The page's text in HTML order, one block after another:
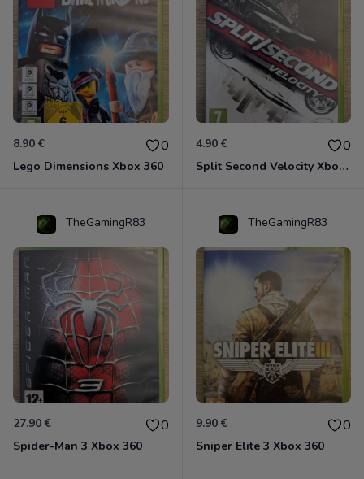
8.90 € 0
Lego Dimensions Xbox 360
4.90 € 0
Split Second Velocity Xbox 360
TheGamingR83
27.90 € 0
Spider-Man 3 Xbox 360
TheGamingR83
9.90 € 0
Sniper Elite 3 Xbox 360